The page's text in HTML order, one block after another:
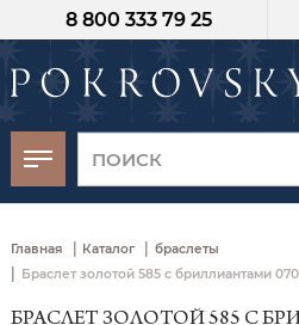
8 800 333 79 25
Главная | Каталог | браслеты
| Браслет золотой 585 с бриллиантами
-30%
от 15 дней с
момента оплаты